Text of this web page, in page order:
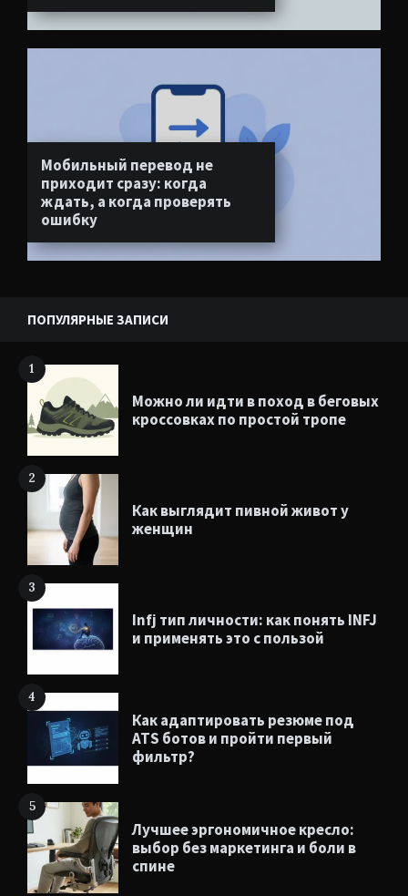
Мобильный перевод не
приходит сразу: когда
ждать, а когда проверять
ошибку
ПОПУЛЯРНЫЕ ЗАПИСИ
1
Можно ли идти в поход в беговых
кроссовках по простой тропе
2
Как выглядит пивной живот у
женщин
3
Infj тип личности: как понять INFJ
и применять это с пользой
4
Как адаптировать резюме под
ATS ботов и пройти первый
фильтр?
5
Лучшее эргономичное кресло:
выбор без маркетинга и боли в
спине